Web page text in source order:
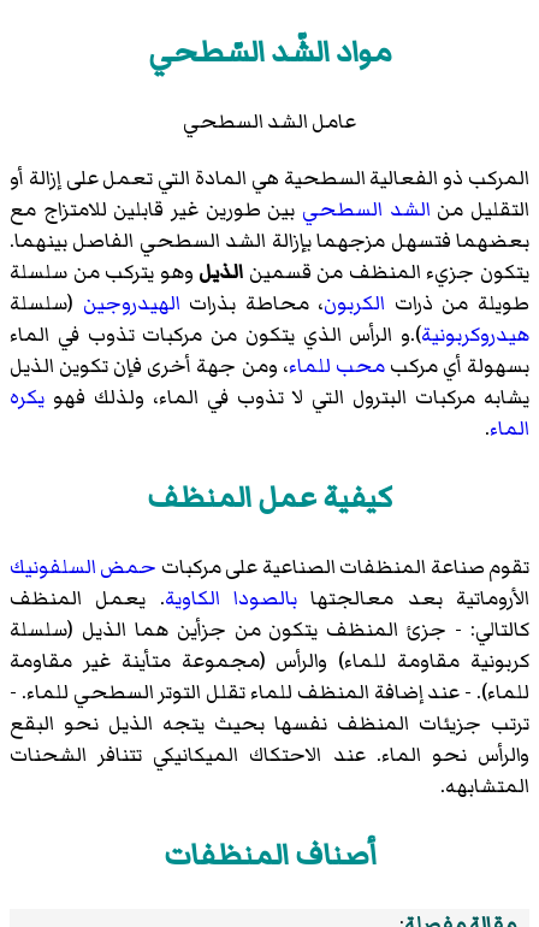
مواد الشّد السّطحي
عامل الشد السطحي
المركب ذو الفعالية السطحية هي المادة التي تعمل على إزالة أو
التقليل من الشد السطحي بين طورين غير قابلين للامتزاج مع
بعضهما فتسهل مزجهما بإزالة الشد السطحي الفاصل بينهما.
يتكون جزيء المنظف من قسمين الذيل وهو يتركب من سلسلة
طويلة من ذرات الكربون، محاطة بذرات الهيدروجين (سلسلة
هيدروكربونية).و الرأس الذي يتكون من مركبات تذوب في الماء
بسهولة أي مركبمحب للماء، ومن جهة أخرى فإن تكوين الذيل
يشابه مركبات البترول التي لا تذوب في الماء، ولذلك فهو يكره
الماء.
كيفية عمل المنظف
تقوم صناعة المنظفات الصناعية على مركبات حمض السلفونيك
الأروماتية بعد معالجتها بالصودا الكاوية. يعمل المنظف
كالتالي: - جزئ المنظف يتكون من جزأين هما الذيل (سلسلة
كربونية مقاومة للماء) والرأس (مجموعة متأينة غير مقاومة
للماء). - عند إضافة المنظف للماء تقلل التوتر السطحي للماء. -
ترتب جزيئات المنظف نفسها بحيث يتجه الذيل نحو البقع
والرأس نحو الماء. عند الاحتكاك الميكانيكي تتنافر الشحنات
المتشابهه.
أصناف المنظفات